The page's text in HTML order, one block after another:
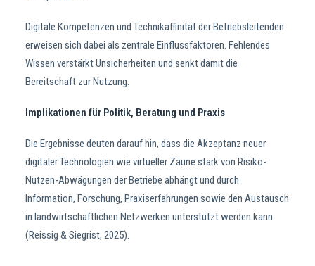
Digitale Kompetenzen und Technikaffinität der Betriebsleitenden
erweisen sich dabei als zentrale Einflussfaktoren. Fehlendes
Wissen verstärkt Unsicherheiten und senkt damit die
Bereitschaft zur Nutzung.
Implikationen für Politik, Beratung und Praxis
Die Ergebnisse deuten darauf hin, dass die Akzeptanz neuer
digitaler Technologien wie virtueller Zäune stark von Risiko-
Nutzen-Abwägungen der Betriebe abhängt und durch
Information, Forschung, Praxiserfahrungen sowie den Austausch
in landwirtschaftlichen Netzwerken unterstützt werden kann
(Reissig & Siegrist, 2025).